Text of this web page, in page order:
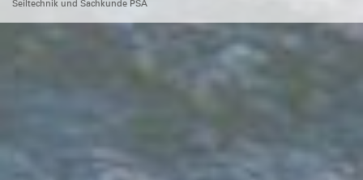
Seiltechnik und Sachkunde PSA